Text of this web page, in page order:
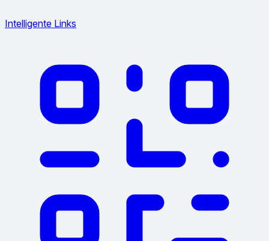
Intelligente Links